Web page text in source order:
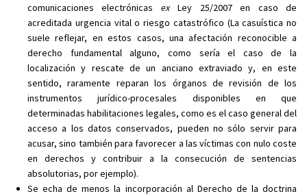
comunicaciones electrónicas exLey 25/2007 en caso de
acreditada urgencia vital o riesgo catastrófico (La casuística no
suele reflejar, en estos casos, una afectación reconocible a
derecho fundamental alguno, como sería el caso de la
localización y rescate de un anciano extraviado y, en este
sentido, raramente reparan los órganos de revisión de los
instrumentos jurídico-procesales disponibles en que
determinadas habilitaciones legales, como es el caso general del
acceso a los datos conservados, pueden no sólo servir para
acusar, sino también para favorecer a las víctimas con nulo coste
en derechos y contribuir a la consecución de sentencias
absolutorias, por ejemplo).
Se echa de menos la incorporación al Derecho de la doctrina